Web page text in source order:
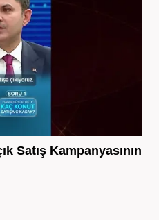
Satış Kampanyasının